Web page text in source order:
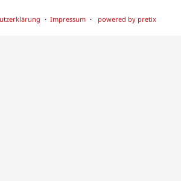
Impressum powered by pretix